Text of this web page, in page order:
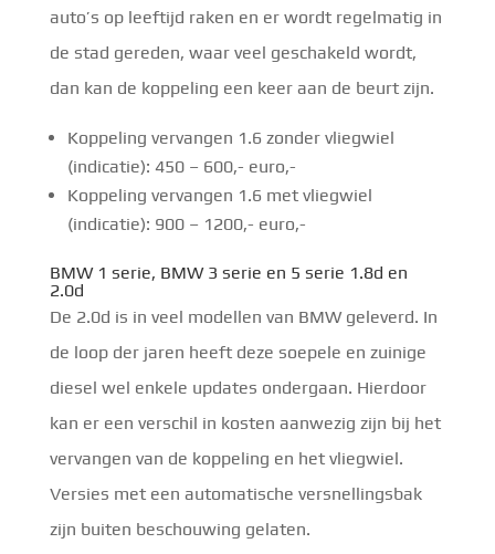
auto’s op leeftijd raken en er wordt regelmatig in
de stad gereden, waar veel geschakeld wordt,
dan kan de koppeling een keer aan de beurt zijn.
Koppeling vervangen 1.6 zonder vliegwiel
(indicatie): 450 – 600,- euro,-
Koppeling vervangen 1.6 met vliegwiel
(indicatie): 900 – 1200,- euro,-
BMW 1 serie, BMW 3 serie en 5 serie 1.8d en
2.0d
De 2.0d is in veel modellen van BMW geleverd. In
de loop der jaren heeft deze soepele en zuinige
diesel wel enkele updates ondergaan. Hierdoor
kan er een verschil in kosten aanwezig zijn bij het
vervangen van de koppeling en het vliegwiel.
Versies met een automatische versnellingsbak
zijn buiten beschouwing gelaten.